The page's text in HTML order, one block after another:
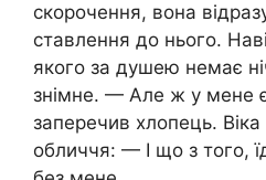
скорочення, вона
ставлення до нього.
якого за душею немає
знімне. — Але ж у мене
заперечив хлопець.
обличчя: — І що з того,